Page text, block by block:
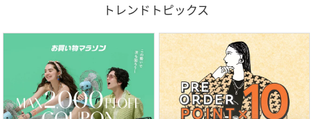
トレンドトピックス